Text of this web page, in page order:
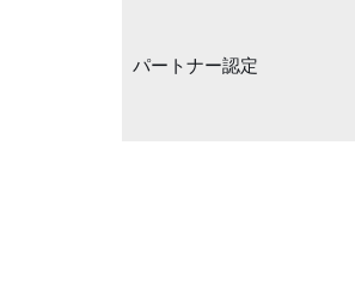
パートナー認定